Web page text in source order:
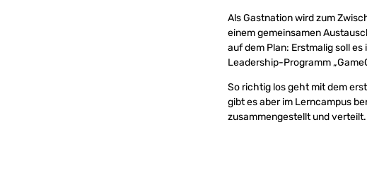
Als Gastnation wird zum
einem gemeinsamen
auf dem Plan: Erstmalig soll
Leadership-Programm
So richtig los geht mit dem
gibt es aber im Lerncampus
zusammengestellt und verteilt.